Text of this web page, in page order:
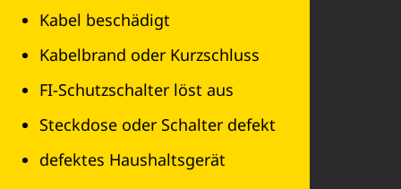
Kabel beschädigt
Kabelbrand oder Kurzschluss
FI-Schutzschalter löst aus
Steckdose oder Schalter defekt
defektes Haushaltsgerät